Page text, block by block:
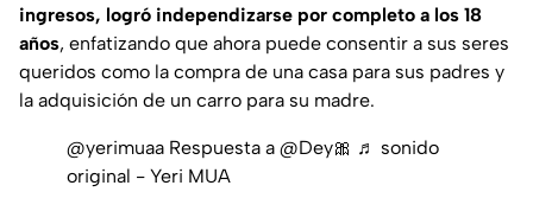
ingresos, logró independizarse por completo a los 18
años, enfatizando que ahora puede consentir a sus seres
queridos como la compra de una casa para sus padres y
la adquisición de un carro para su madre.
@yerimuaa Respuesta a @Dey🎀 ♬ sonido
original - Yeri MUA